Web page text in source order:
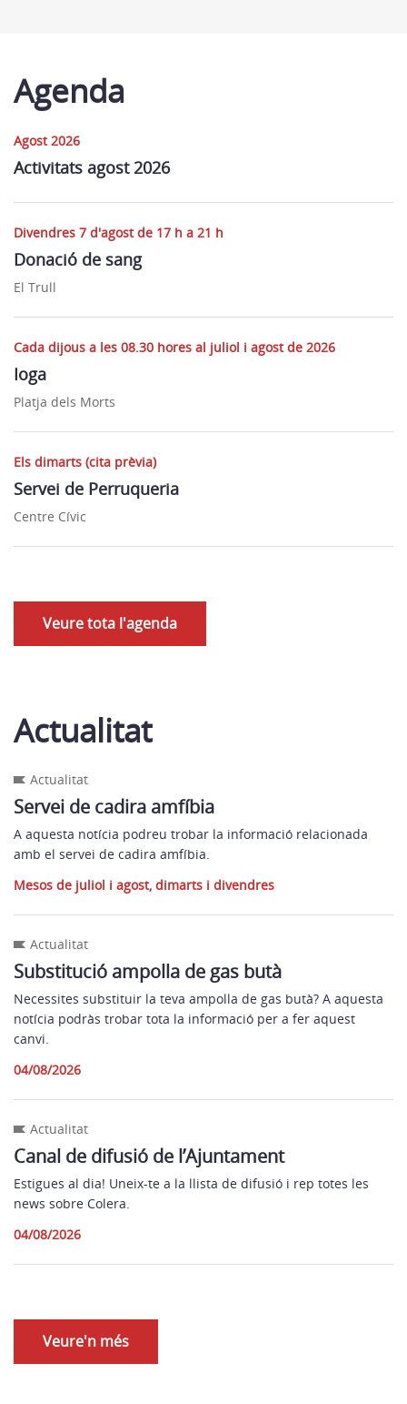
Agenda
Agost 2026
Activitats agost 2026
Divendres 7 d'agost de 17 h a 21 h
Donació de sang
El Trull
Cada dijous a les 08.30 hores al juliol i agost de 2026
Ioga
Platja dels Morts
Els dimarts (cita prèvia)
Servei de Perruqueria
Centre Cívic
Veure tota l'agenda
Actualitat
Actualitat
Servei de cadira amfíbia
A aquesta notícia podreu trobar la informació relacionada
amb el servei de cadira amfíbia.
Mesos de juliol i agost, dimarts i divendres
Actualitat
Substitució ampolla de gas butà
Necessites substituir la teva ampolla de gas butà? A aquesta
notícia podràs trobar tota la informació per a fer aquest
canvi.
04/08/2026
Actualitat
Canal de difusió de l’Ajuntament
Estigues al dia! Uneix-te a la llista de difusió i rep totes les
news sobre Colera.
04/08/2026
Veure'n més